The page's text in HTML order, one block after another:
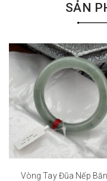
SẢN
Vòng Tay Đũa Nếp